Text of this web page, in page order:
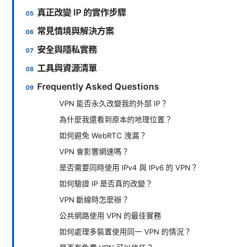
真正改變 IP 的實作步驟
常見情境與解決方案
安全與隱私實務
工具與資源清單
Frequently Asked Questions
VPN 能否永久改變我的外部 IP？
為什麼我還看到原本的地理位置？
如何避免 WebRTC 洩漏？
VPN 會影響網速嗎？
是否需要同時使用 IPv4 與 IPv6 的 VPN？
如何驗證 IP 是否真的改變？
VPN 斷線時怎麼辦？
公共網路使用 VPN 的最佳實務
如何處理多裝置使用同一 VPN 的情況？